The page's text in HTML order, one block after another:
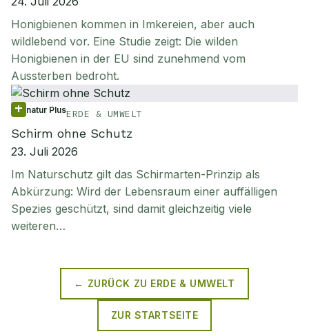
Honigbienen kommen in Imkereien, aber auch
wildlebend vor. Eine Studie zeigt: Die wilden
Honigbienen in der EU sind zunehmend vom
Aussterben bedroht.
natur PlusERDE & UMWELT
Schirm ohne Schutz
23. Juli 2026
Im Naturschutz gilt das Schirmarten-Prinzip als
Abkürzung: Wird der Lebensraum einer auffälligen
Spezies geschützt, sind damit gleichzeitig viele
weiteren…
← ZURÜCK ZU ERDE & UMWELT
ZUR STARTSEITE